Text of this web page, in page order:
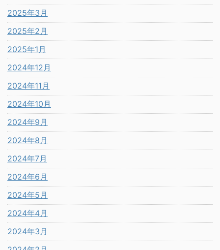
2025年3月
2025年2月
2025年1月
2024年12月
2024年11月
2024年10月
2024年9月
2024年8月
2024年7月
2024年6月
2024年5月
2024年4月
2024年3月